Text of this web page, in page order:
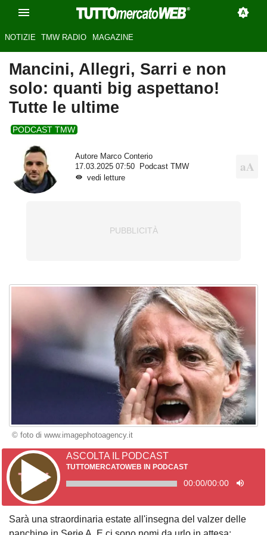
NOTIZIE TMW RADIO MAGAZINE
Mancini, Allegri, Sarri e non
solo: quanti big aspettano!
Tutte le ultime
PODCAST TMW
Autore Marco Conterio
17.03.2025 07:50
Podcast TMW
vedi letture
© foto di www.imagephotoagency.it
ASCOLTA IL PODCAST
TUTTOMERCATOWEB IN PODCAST
00:00/00:00
Sarà una straordinaria estate all'insegna del valzer delle